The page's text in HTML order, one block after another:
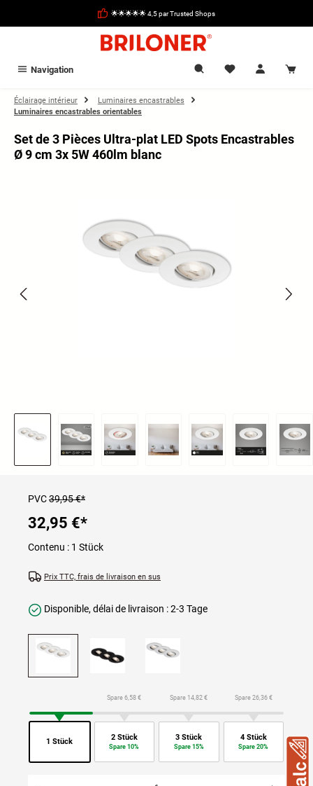
🌟🌟🌟🌟🌟 4,5 par Trusted Shops
Navigation
Éclairage intérieur
Luminaires encastrables
Luminaires encastrables orientables
Set de 3 Pièces Ultra-plat LED Spots Encastrables
Ø 9 cm 3x 5W 460lm blanc
PVC39,95 €*
32,95 €*
Contenu : 1 Stück
Prix TTC, frais de livraison en sus
Disponible, délai de livraison : 2-3 Tage
1 Stück
Spare 6,58 €
2 Stück
Spare 10%
Spare 14,82 €
3 Stück
Spare 15%
Spare 26,36 €
4 Stück
Spare 20%
Quantité de produit : Entrez la quantité souhaitée ou utilisez les boutons pour augmenter ou